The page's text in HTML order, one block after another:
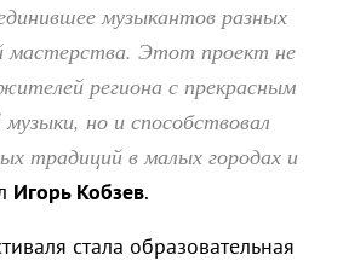
музыкантов разных
мастерства. Этот проект не
региона с прекрасным
музыки, но и способствовал
традиций в малых городах и
Игорь Кобзев.
стала образовательная